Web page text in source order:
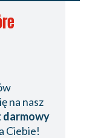
na nasz
darmowy
Ciebie!